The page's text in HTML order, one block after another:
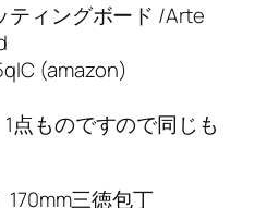
ィングボード /Arte
(amazon)
ものですので同じも
三徳包丁